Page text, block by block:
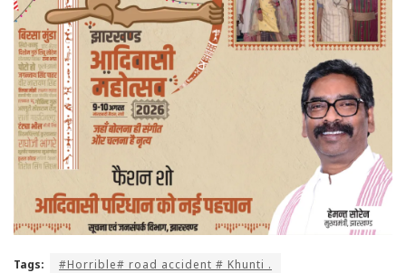
Tags: #Horrible# road accident # Khunti .